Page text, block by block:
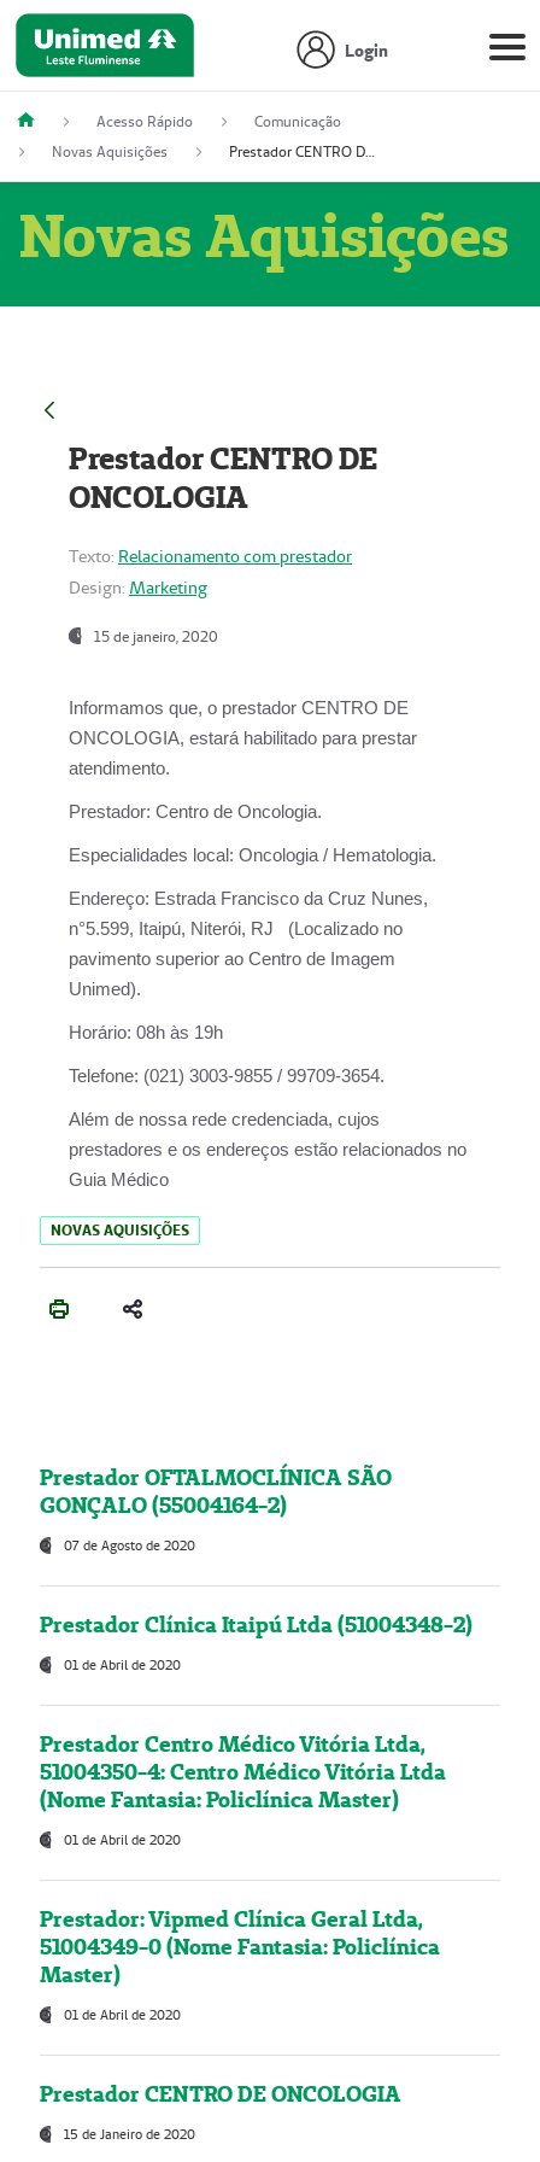
Login
Acesso Rápido
Comunicação
Novas Aquisições
Prestador CENTRO DE ONCOLOGIA
Novas Aquisições
Prestador CENTRO DE
ONCOLOGIA
Texto: Relacionamento com prestador
Design: Marketing
15 de janeiro, 2020
Informamos que, o prestador CENTRO DE
ONCOLOGIA, estará habilitado para prestar
atendimento.
Prestador: Centro de Oncologia.
Especialidades local: Oncologia / Hematologia.
Endereço: Estrada Francisco da Cruz Nunes,
n°5.599, Itaipú, Niterói, RJ (Localizado no
pavimento superior ao Centro de Imagem
Unimed).
Horário: 08h às 19h
Telefone: (021) 3003-9855 / 99709-3654.
Além de nossa rede credenciada, cujos
prestadores e os endereços estão relacionados no
Guia Médico
NOVAS AQUISIÇÕES
Prestador OFTALMOCLÍNICA SÃO
GONÇALO (55004164-2)
07 de Agosto de 2020
Prestador Clínica Itaipú Ltda (51004348-2)
01 de Abril de 2020
Prestador Centro Médico Vitória Ltda,
51004350-4: Centro Médico Vitória Ltda
(Nome Fantasia: Policlínica Master)
01 de Abril de 2020
Prestador: Vipmed Clínica Geral Ltda,
51004349-0 (Nome Fantasia: Policlínica
Master)
01 de Abril de 2020
Prestador CENTRO DE ONCOLOGIA
15 de Janeiro de 2020